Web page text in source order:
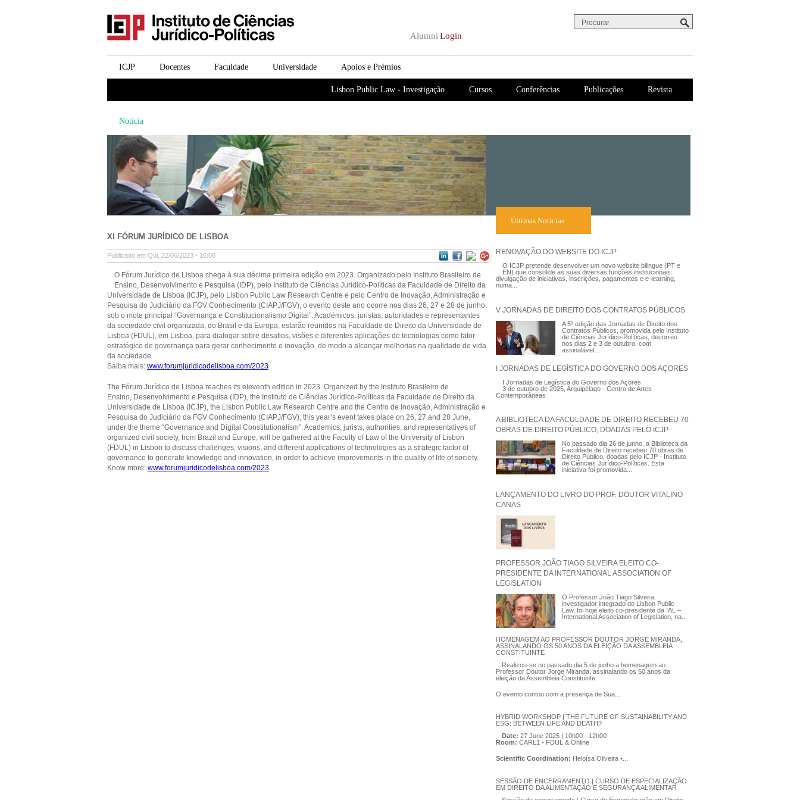
icjp
Alumni Login
Formulário de procura
menu-institucional Apoios e Prémios
Universidade
Faculdade
Docentes
ICJP
Revista
Publicações
Conferências
Cursos
Lisbon Public Law - Investigação
Notícia
XI FÓRUM JURÍDICO DE LISBOA
Publicado em Qui, 22/06/2023 - 16:08
O Fórum Jurídico de Lisboa chega à sua décima primeira edição em 2023. Organizado pelo Instituto Brasileiro de
Ensino, Desenvolvimento e Pesquisa (IDP), pelo Instituto de Ciências Jurídico-Políticas da Faculdade de Direito da
Universidade de Lisboa (ICJP), pelo Lisbon Public Law Research Centre e pelo Centro de Inovação, Administração e
Pesquisa do Judiciário da FGV Conhecimento (CIAPJ/FGV), o evento deste ano ocorre nos dias 26, 27 e 28 de junho,
sob o mote principal “Governança e Constitucionalismo Digital”. Académicos, juristas, autoridades e representantes
da sociedade civil organizada, do Brasil e da Europa, estarão reunidos na Faculdade de Direito da Universidade de
Lisboa (FDUL), em Lisboa, para dialogar sobre desafios, visões e diferentes aplicações de tecnologias como fator
estratégico de governança para gerar conhecimento e inovação, de modo a alcançar melhorias na qualidade de vida
da sociedade.
Saiba mais: www.forumjuridicodelisboa.com/2023
The Fórum Jurídico de Lisboa reaches its eleventh edition in 2023. Organized by the Instituto Brasileiro de
Ensino, Desenvolvimento e Pesquisa (IDP), the Instituto de Ciências Jurídico-Políticas da Faculdade de Direito da
Universidade de Lisboa (ICJP), the Lisbon Public Law Research Centre and the Centro de Inovação, Administração e
Pesquisa do Judiciário da FGV Conhecimento (CIAPJ/FGV), this year’s event takes place on 26, 27 and 28 June,
under the theme “Governance and Digital Constitutionalism”. Academics, jurists, authorities, and representatives of
organized civil society, from Brazil and Europe, will be gathered at the Faculty of Law of the University of Lisbon
(FDUL) in Lisbon to discuss challenges, visions, and different applications of technologies as a strategic factor of
governance to generate knowledge and innovation, in order to achieve improvements in the quality of life of society.
Know more: www.forumjuridicodelisboa.com/2023
Últimas Notícias
RENOVAÇÃO DO WEBSITE DO ICJP
O ICJP pretende desenvolver um novo website bilingue (PT e
EN) que consolide as suas diversas funções institucionais:
divulgação de iniciativas, inscrições, pagamentos e e-learning,
numa...
V JORNADAS DE DIREITO DOS CONTRATOS PÚBLICOS
A 5ª edição das Jornadas de Direito dos
Contratos Públicos, promovida pelo Instituto
de Ciências Jurídico-Políticas, decorreu
nos dias 2 e 3 de outubro, com
assinalável...
I JORNADAS DE LEGÍSTICA DO GOVERNO DOS AÇORES
I Jornadas de Legística do Governo dos Açores
3 de outubro de 2025, Arquipélago - Centro de Artes
Contemporâneas
A BIBLIOTECA DA FACULDADE DE DIREITO RECEBEU 70
OBRAS DE DIREITO PÚBLICO, DOADAS PELO ICJP
No passado dia 26 de junho, a Biblioteca da
Faculdade de Direito recebeu 70 obras de
Direito Público, doadas pelo ICJP - Instituto
de Ciências Jurídico-Políticas. Esta
iniciativa foi promovida...
LANÇAMENTO DO LIVRO DO PROF. DOUTOR VITALINO
CANAS
PROFESSOR JOÃO TIAGO SILVEIRA ELEITO CO-
PRESIDENTE DA INTERNATIONAL ASSOCIATION OF
LEGISLATION
O Professor João Tiago Silveira,
investigador integrado do Lisbon Public
Law, foi hoje eleito co-presidente da IAL –
International Association of Legislation, na...
HOMENAGEM AO PROFESSOR DOUTOR JORGE MIRANDA,
ASSINALANDO OS 50 ANOS DA ELEIÇÃO DA ASSEMBLEIA
CONSTITUINTE
Realizou-se no passado dia 5 de junho a homenagem ao
Professor Doutor Jorge Miranda, assinalando os 50 anos da
eleição da Assembleia Constituinte.
O evento contou com a presença de Sua...
HYBRID WORKSHOP | THE FUTURE OF SUSTAINABILITY AND
ESG: BETWEEN LIFE AND DEATH?
Date:27 June 2025 | 10h00 - 12h00
Room: CARL1- FDUL & Online
Scientific Coordination: Heloísa Oliveira •...
SESSÃO DE ENCERRAMENTO | CURSO DE ESPECIALIZAÇÃO
EM DIREITO DA ALIMENTAÇÃO E SEGURANÇA ALIMENTAR